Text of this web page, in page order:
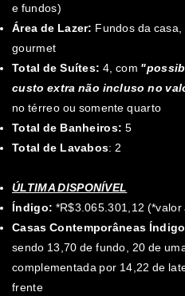
e fundos)
Área de Lazer: Fundos da
gourmet
Total de Suítes: 4, com
custo extra não incluso no
no térreo ou somente quarto
Total de Banheiros: 5
Total de Lavabos: 2
ÚLTIMA DISPONÍVEL
Índigo: *R$3.065.301,12
Casas Contemporâneas Índigo
sendo 13,70 de fundo, 20 de
complementada por 14,22 de
frente